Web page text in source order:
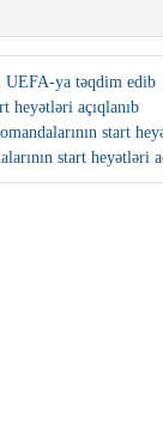
UEFA-ya təqdim edib
heyətləri açıqlanıb
start
start heyətləri